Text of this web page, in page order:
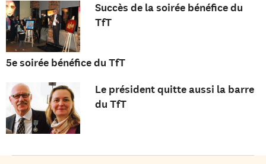
Succès de la soirée bénéfice du
TfT
5e soirée bénéfice du TfT
Le président quitte aussi la barre
du TfT